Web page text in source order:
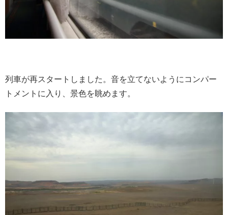
列車が再スタートしました。音を立てないようにコンパー
トメントに入り、景色を眺めます。